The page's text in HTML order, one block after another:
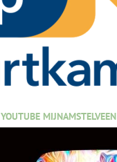
YOUTUBE MIJNAMSTELVEEN